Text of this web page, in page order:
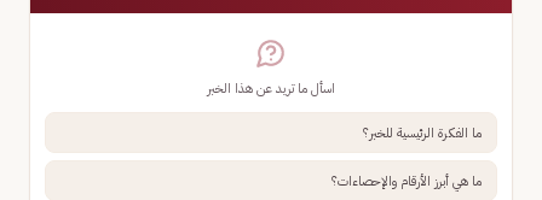
اسأل ما تريد عن هذا الخبر
ما الفكرة الرئيسية للخبر؟
ما هي أبرز الأرقام والإحصاءات؟